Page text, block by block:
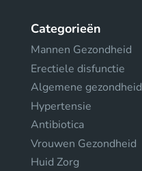
Categorieën
Mannen Gezondheid
Erectiele disfunctie
Algemene gezondheid
Hypertensie
Antibiotica
Vrouwen Gezondheid
Huid Zorg